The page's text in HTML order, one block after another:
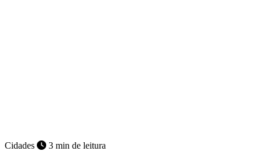
Cidades 3 min de leitura